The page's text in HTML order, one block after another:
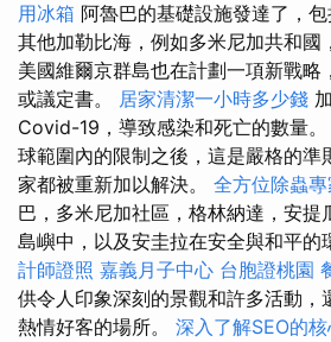
用冰箱 阿魯巴的基礎設施發達了，包
其他加勒比海，例如多米尼加共和國
美國維爾京群島也在計劃一項新戰略
或議定書。 居家清潔一小時多少錢
Covid-19，導致感染和死亡的數量。
球範圍內的限制之後，這是嚴格的準
家都被重新加以解決。 全方位除蟲專
巴，多米尼加社區，格林納達，安提
島嶼中，以及安圭拉在安全與和平的
計師證照 嘉義月子中心 台胞證桃園
供令人印象深刻的景觀和許多活動，
熱情好客的場所。 深入了解SEO的